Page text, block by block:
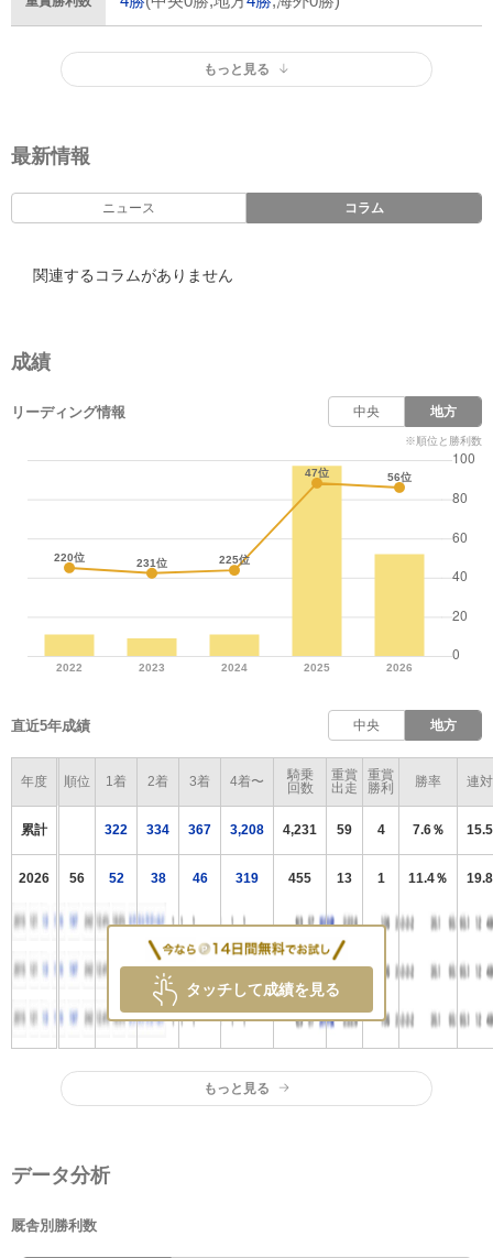
もっと見る
最新情報
ニュース コラム
関連するコラムがありません
成績
リーディング情報 中央 地方
※順位と勝利数
直近5年成績 中央 地方
年度
累計
2026
順位 1着 2着 3着 4着〜
騎乗
回数
重賞
出走
重賞
勝利
勝率 連
322 334 367 3,208 4,231 59 4 7.6％
56 52 38 46 319 455 13 1 11.4％
タッチして成績を見る
もっと見る
データ分析
厩舎別勝利数